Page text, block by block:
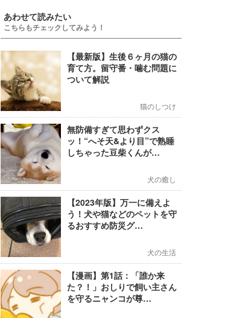
あわせて読みたい
こちらもチェックしてみよう！
【最新版】生後６ヶ月の猫の
育て方。留守番・噛む問題に
ついて解説
猫のしつけ
無防備すぎて思わずクス
ッ！“へそ天&より目”で熟睡
しちゃった豆柴くんが…
犬の癒し
【2023年版】万一に備えよ
う！犬や猫などのペットを守
るおすすめ防災グ…
犬の生活
【漫画】第1話：「誰か来
た？！」おしりで飼い主さん
を守るニャンコが尊…